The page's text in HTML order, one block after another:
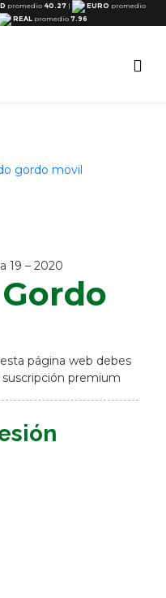
promedio 40.27 | EURO promedio
REALpromedio 7.96
19 – 2020
página web debes
premium